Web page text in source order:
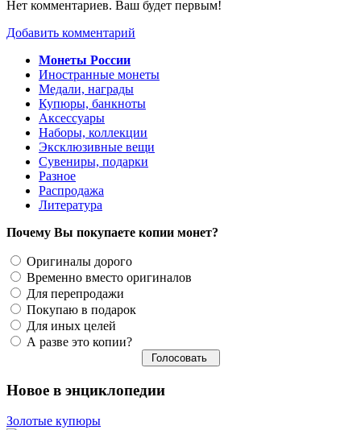
Нет комментариев. Ваш будет первым!
Добавить комментарий
Монеты России
Иностранные монеты
Медали, награды
Купюры, банкноты
Аксессуары
Наборы, коллекции
Эксклюзивные вещи
Сувениры, подарки
Разное
Распродажа
Литература
Почему Вы покупаете копии монет?
Оригиналы дорого
Временно вместо оригиналов
Для перепродажи
Покупаю в подарок
Для иных целей
А разве это копии?
Новое в энциклопедии
Золотые купюры